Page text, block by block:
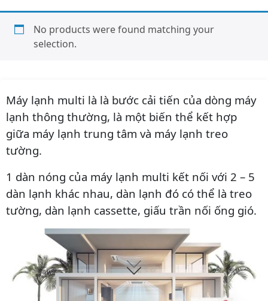
No products were found matching your
selection.
Máy lạnh multi là là bước cải tiến của dòng máy
lạnh thông thường, là một biến thể kết hợp
giữa máy lạnh trung tâm và máy lạnh treo
tường.
1 dàn nóng của máy lạnh multi kết nối với 2 – 5
dàn lạnh khác nhau, dàn lạnh đó có thể là treo
tường, dàn lạnh cassette, giấu trần nối ống gió.